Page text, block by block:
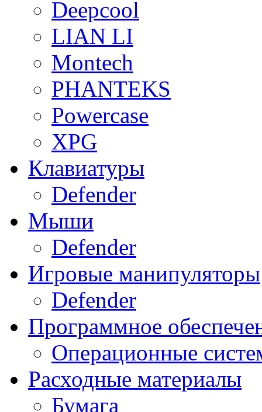
Deepcool
LIAN LI
Montech
PHANTEKS
Powercase
XPG
Клавиатуры
Defender
Мыши
Defender
Игровые манипуляторы
Defender
Программное
Операционные
Расходные материалы
Бумага